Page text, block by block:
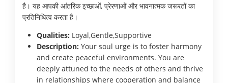
है। यह आपकी आंतरिक इच्छाओं, प्रेरणाओं और भावनात्मक जरूरतों का
प्रतिनिधित्व करता है।
Qualities: Loyal,Gentle,Supportive
Description: Your soul urge is to foster harmony
and create peaceful environments. You are
deeply attuned to the needs of others and thrive
in relationships where cooperation and balance